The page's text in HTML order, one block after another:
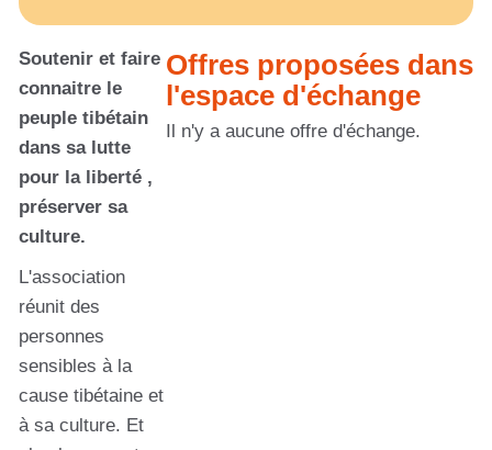
Soutenir et faire
connaitre le
peuple tibétain
dans sa lutte
pour la liberté ,
préserver sa
culture.
L'association
réunit des
personnes
sensibles à la
cause tibétaine et
à sa culture. Et
Offres proposées dans
l'espace d'échange
Il n'y a aucune offre d'échange.